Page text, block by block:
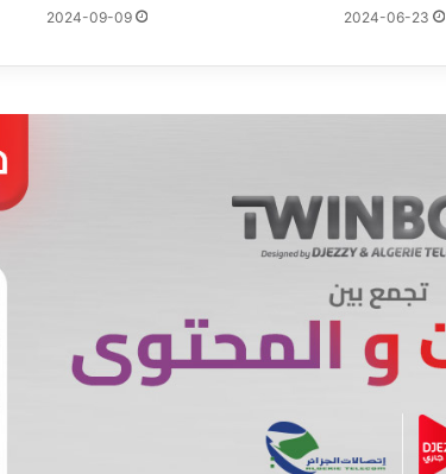
2024-06-23
2024-09-09